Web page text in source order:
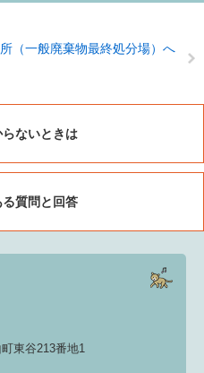
（一般廃棄物最終処分場）へ
らないときは
る質問と回答
東谷213番地1